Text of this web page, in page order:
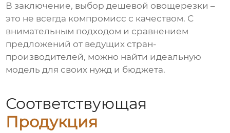
В заключение, выбор дешевой овощерезки –
это не всегда компромисс с качеством. С
внимательным подходом и сравнением
предложений от ведущих стран-
производителей, можно найти идеальную
модель для своих нужд и бюджета.
Соответствующая
Продукция